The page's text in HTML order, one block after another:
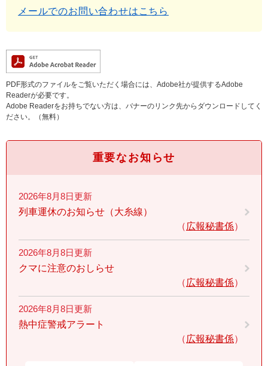
メールでのお問い合わせはこちら
PDF形式のファイルをご覧いただく場合には、Adobe社が提供するAdobe
Readerが必要です。
Adobe Readerをお持ちでない方は、バナーのリンク先からダウンロードしてく
ださい。（無料）
重要なお知らせ
2026年8月8日更新
列車運休のお知らせ（大糸線）
広報秘書係
2026年8月8日更新
クマに注意のおしらせ
広報秘書係
2026年8月8日更新
熱中症警戒アラート
広報秘書係